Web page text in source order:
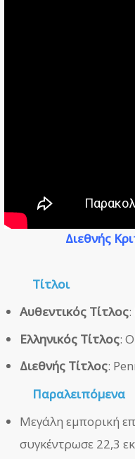
Διεθνής
Τίτλοι
Αυθεντικός Τίτλος
Ελληνικός Τίτλος:
Διεθνής Τίτλος:
Παραλειπόμενα
Μεγάλη εμπορική
συγκέντρωσε 22,3